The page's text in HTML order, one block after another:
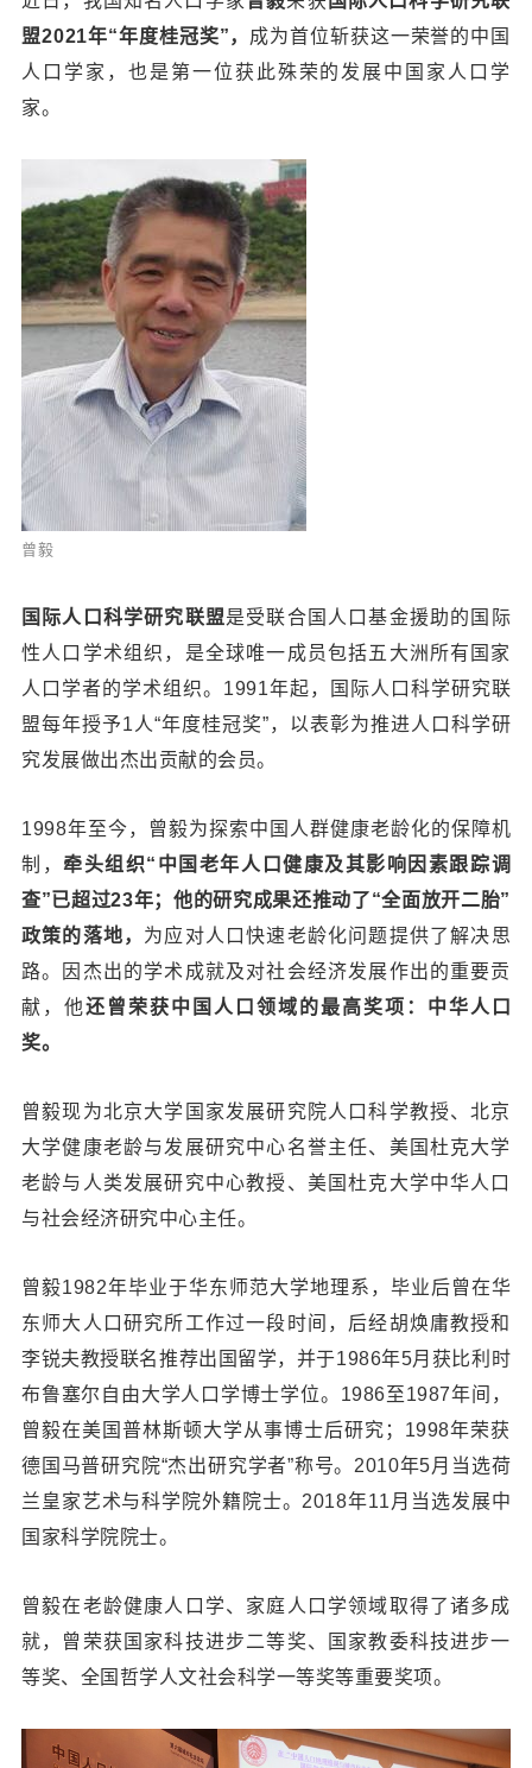
盟2021年“年度桂冠奖”， 成为首位斩获这一荣誉的中国
人口学家，也是第一位获此殊荣的发展中国家人口学
家。
曾毅
国际人口科学研究联盟是受联合国人口基金援助的国际
性人口学术组织，是全球唯一成员包括五大洲所有国家
人口学者的学术组织。1991年起，国际人口科学研究联
盟每年授予1人“年度桂冠奖”，以表彰为推进人口科学研
究发展做出杰出贡献的会员。
1998年至今，曾毅为探索中国人群健康老龄化的保障机
制，牵头组织“中国老年人口健康及其影响因素跟踪调
查”已超过23年；他的研究成果还推动了“全面放开二胎”
政策的落地， 为应对人口快速老龄化问题提供了解决思
路。因杰出的学术成就及对社会经济发展作出的重要贡
献，他还曾荣获中国人口领域的最高奖项：中华人口
奖。
曾毅现为北京大学国家发展研究院人口科学教授、北京
大学健康老龄与发展研究中心名誉主任、美国杜克大学
老龄与人类发展研究中心教授、美国杜克大学中华人口
与社会经济研究中心主任。
曾毅1982年毕业于华东师范大学地理系，毕业后曾在华
东师大人口研究所工作过一段时间，后经胡焕庸教授和
李锐夫教授联名推荐出国留学，并于1986年5月获比利时
布鲁塞尔自由大学人口学博士学位。1986至1987年间，
曾毅在美国普林斯顿大学从事博士后研究；1998年荣获
德国马普研究院“杰出研究学者”称号。2010年5月当选荷
兰皇家艺术与科学院外籍院士。2018年11月当选发展中
国家科学院院士。
曾毅在老龄健康人口学、家庭人口学领域取得了诸多成
就，曾荣获国家科技进步二等奖、国家教委科技进步一
等奖、全国哲学人文社会科学一等奖等重要奖项。